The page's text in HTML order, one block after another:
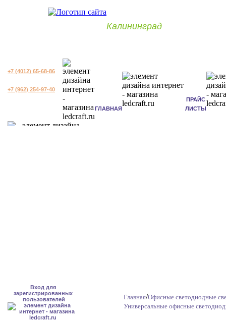
Калининград
+7 (4012) 65-68-86
+7 (962) 254-97-40
ГЛАВНАЯ
ПРАЙС
ЛИСТЫ
Вход для
зарегистрированных
пользователей
Главная/Офисные светодиодные
Универсальные офисные